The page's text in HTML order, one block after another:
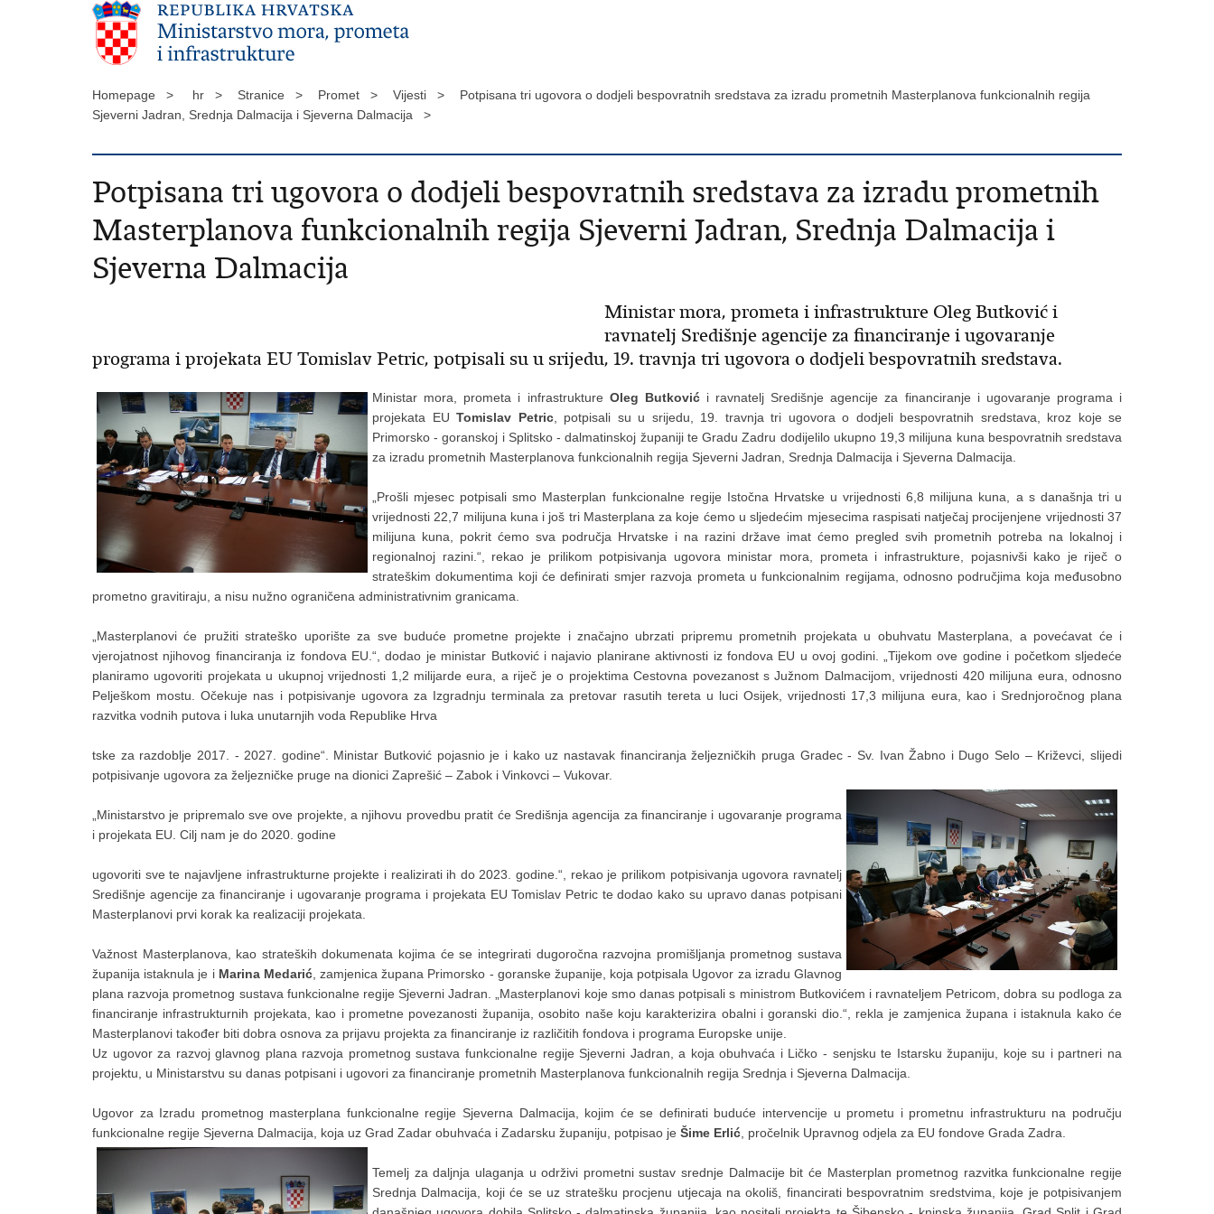
Homepage > hr > Stranice > Promet > Vijesti >
Potpisana tri ugovora o dodjeli bespovratnih sredstava za izradu prometnih Masterplanova funkcionalnih regija
Sjeverni Jadran, Srednja Dalmacija i Sjeverna Dalmacija >
Potpisana tri ugovora o dodjeli bespovratnih sredstava za izradu prometnih
Masterplanova funkcionalnih regija Sjeverni Jadran, Srednja Dalmacija i
Sjeverna Dalmacija
Ministar mora, prometa i infrastrukture Oleg Butković i
ravnatelj Središnje agencije za financiranje i ugovaranje
programa i projekata EU Tomislav Petric, potpisali su u srijedu, 19. travnja tri ugovora o dodjeli bespovratnih sredstava.
Ministar mora, prometa i infrastrukture Oleg Butkovići ravnatelj Središnje agencije za financiranje i ugovaranje programa i
projekata EU Tomislav Petric, potpisali su u srijedu, 19. travnja tri ugovora o dodjeli bespovratnih sredstava, kroz koje se
Primorsko - goranskoj i Splitsko - dalmatinskoj županiji te Gradu Zadru dodijelilo ukupno 19,3 milijuna kuna bespovratnih sredstava
za izradu prometnih Masterplanova funkcionalnih regija Sjeverni Jadran, Srednja Dalmacija i Sjeverna Dalmacija.
„Prošli mjesec potpisali smo Masterplan funkcionalne regije Istočna Hrvatske u vrijednosti 6,8 milijuna kuna, a s današnja tri u
vrijednosti 22,7 milijuna kuna i još tri Masterplana za koje ćemo u sljedećim mjesecima raspisati natječaj procijenjene vrijednosti 37
milijuna kuna, pokrit ćemo sva područja Hrvatske i na razini države imat ćemo pregled svih prometnih potreba na lokalnoj i
regionalnoj razini.“, rekao je prilikom potpisivanja ugovora ministar mora, prometa i infrastrukture, pojasnivši kako je riječ o
strateškim dokumentima koji će definirati smjer razvoja prometa u funkcionalnim regijama, odnosno područjima koja međusobno
prometno gravitiraju, a nisu nužno ograničena administrativnim granicama.
„Masterplanovi će pružiti strateško uporište za sve buduće prometne projekte i značajno ubrzati pripremu prometnih projekata u obuhvatu Masterplana, a povećavat će i
vjerojatnost njihovog financiranja iz fondova EU.“, dodao je ministar Butković i najavio planirane aktivnosti iz fondova EU u ovoj godini. „Tijekom ove godine i početkom sljedeće
planiramo ugovoriti projekata u ukupnoj vrijednosti 1,2 milijarde eura, a riječ je o projektima Cestovna povezanost s Južnom Dalmacijom, vrijednosti 420 milijuna eura, odnosno
Pelješkom mostu. Očekuje nas i potpisivanje ugovora za Izgradnju terminala za pretovar rasutih tereta u luci Osijek, vrijednosti 17,3 milijuna eura, kao i Srednjoročnog plana
razvitka vodnih putova i luka unutarnjih voda Republike Hrva
tske za razdoblje 2017. - 2027. godine“. Ministar Butković pojasnio je i kako uz nastavak financiranja željezničkih pruga Gradec - Sv. Ivan Žabno i Dugo Selo – Križevci, slijedi
potpisivanje ugovora za željezničke pruge na dionici Zaprešić – Zabok i Vinkovci – Vukovar.
„Ministarstvo je pripremalo sve ove projekte, a njihovu provedbu pratit će Središnja agencija za financiranje i ugovaranje programa
i projekata EU. Cilj nam je do 2020. godine
ugovoriti sve te najavljene infrastrukturne projekte i realizirati ih do 2023. godine.“, rekao je prilikom potpisivanja ugovora ravnatelj
Središnje agencije za financiranje i ugovaranje programa i projekata EU Tomislav Petric te dodao kako su upravo danas potpisani
Masterplanovi prvi korak ka realizaciji projekata.
Važnost Masterplanova, kao strateških dokumenata kojima će se integrirati dugoročna razvojna promišljanja prometnog sustava
županija istaknula je i Marina Medarić, zamjenica župana Primorsko - goranske županije, koja potpisala Ugovor za izradu Glavnog
plana razvoja prometnog sustava funkcionalne regije Sjeverni Jadran. „Masterplanovi koje smo danas potpisali s ministrom Butkovićem i ravnateljem Petricom, dobra su podloga za
financiranje infrastrukturnih projekata, kao i prometne povezanosti županija, osobito naše koju karakterizira obalni i goranski dio.“, rekla je zamjenica župana i istaknula kako će
Masterplanovi također biti dobra osnova za prijavu projekta za financiranje iz različitih fondova i programa Europske unije.
Uz ugovor za razvoj glavnog plana razvoja prometnog sustava funkcionalne regije Sjeverni Jadran, a koja obuhvaća i Ličko - senjsku te Istarsku županiju, koje su i partneri na
projektu, u Ministarstvu su danas potpisani i ugovori za financiranje prometnih Masterplanova funkcionalnih regija Srednja i Sjeverna Dalmacija.
Ugovor za Izradu prometnog masterplana funkcionalne regije Sjeverna Dalmacija, kojim će se definirati buduće intervencije u prometu i prometnu infrastrukturu na području
funkcionalne regije Sjeverna Dalmacija, koja uz Grad Zadar obuhvaća i Zadarsku županiju, potpisao je Šime Erlić , pročelnik Upravnog odjela za EU fondove Grada Zadra.
Temelj za daljnja ulaganja u održivi prometni sustav srednje Dalmacije bit će Masterplan prometnog razvitka funkcionalne regije
Srednja Dalmacija, koji će se uz stratešku procjenu utjecaja na okoliš, financirati bespovratnim sredstvima, koje je potpisivanjem